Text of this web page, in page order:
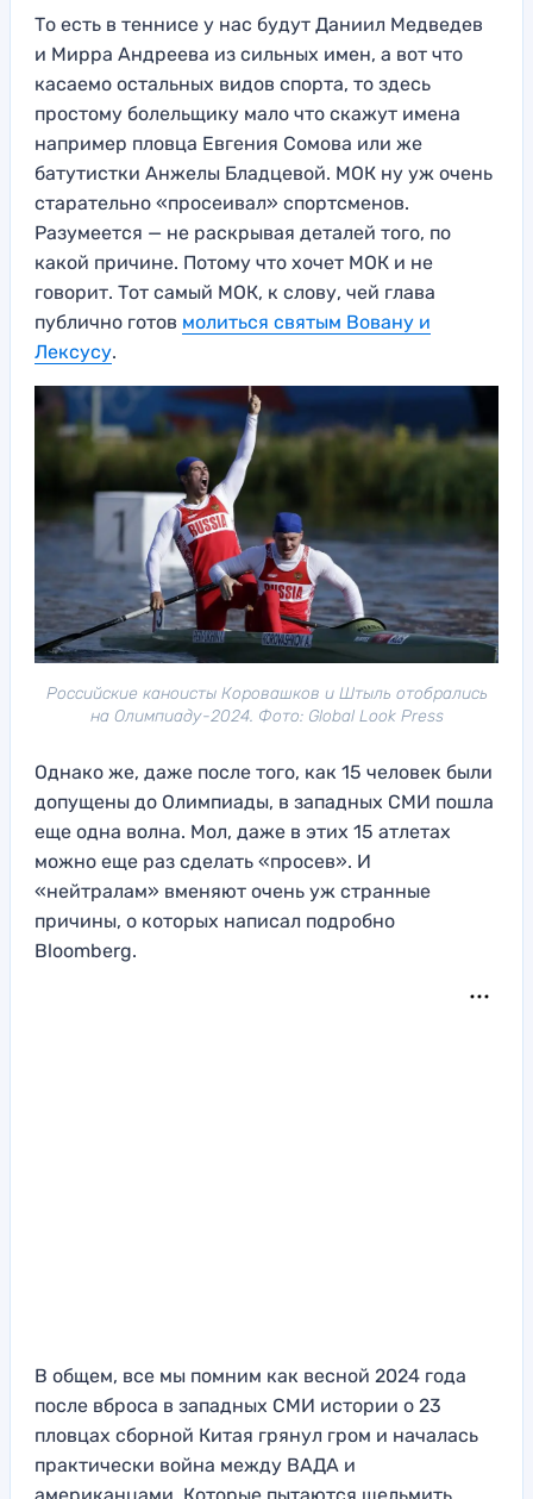
То есть в теннисе у нас будут Даниил Медведев
и Мирра Андреева из сильных имен, а вот что
касаемо остальных видов спорта, то здесь
простому болельщику мало что скажут имена
например пловца Евгения Сомова или же
батутистки Анжелы Бладцевой. МОК ну уж очень
старательно «просеивал» спортсменов.
Разумеется — не раскрывая деталей того, по
какой причине. Потому что хочет МОК и не
говорит. Тот самый МОК, к слову, чей глава
публично готов молиться святым Вовану и
Лексусу.
Российские каноисты Коровашков и Штыль отобрались
на Олимпиаду-2024. Фото: Global Look Press
Однако же, даже после того, как 15 человек были
допущены до Олимпиады, в западных СМИ пошла
еще одна волна. Мол, даже в этих 15 атлетах
можно еще раз сделать «просев». И
«нейтралам» вменяют очень уж странные
причины, о которых написал подробно
Bloomberg.
В общем, все мы помним как весной 2024 года
после вброса в западных СМИ истории о 23
пловцах сборной Китая грянул гром и началась
практически война между ВАДА и